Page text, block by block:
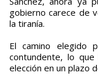
gobierno carece de
la tiranía.
El camino
contundente, lo
elección en un plazo